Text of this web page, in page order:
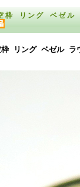
リング ベゼル
リング ベゼル ラ